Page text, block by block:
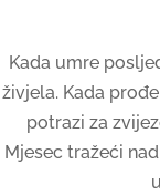
Kada umre
živjela. Kada
potrazi za
Mjesec tražeći